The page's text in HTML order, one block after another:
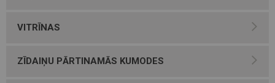
VITRĪNAS
ZĪDAIŅU PĀRTINAMĀS KUMODES